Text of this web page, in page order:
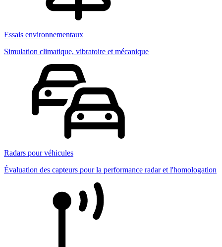
Essais environnementaux
Simulation climatique, vibratoire et mécanique
Radars pour véhicules
Évaluation des capteurs pour la performance radar et l'homologation